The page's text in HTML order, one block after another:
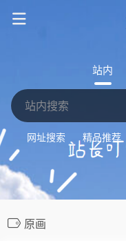
站内
网址搜索 精品推荐
原画